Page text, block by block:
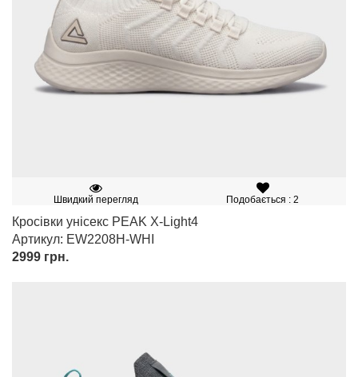
Швидкий перегляд Подобається : 2
Кросівки унісекс PEAK X-Light4
Артикул: EW2208H-WHI
2999 грн.